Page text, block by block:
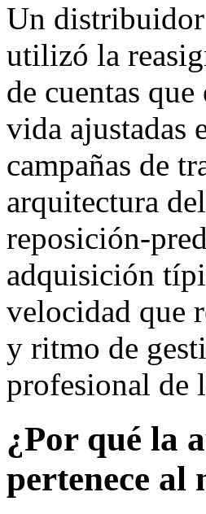
Un distribuidor
utilizó la
de cuentas
vida ajustadas
campañas de
arquitectura
reposición-
adquisición
velocidad que
y ritmo de
profesional de
¿Por qué la
pertenece al